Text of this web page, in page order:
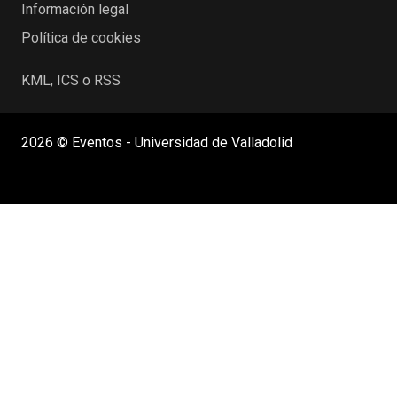
Información legal
Política de cookies
KML, ICS o RSS
2026 © Eventos - Universidad de Valladolid